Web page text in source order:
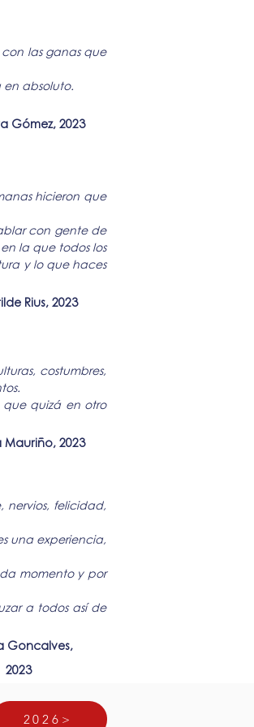
las ganas que
en absoluto.
Gómez, 2023
hicieron que
con gente de
la que todos los
y lo que haces
Rius, 2023
costumbres,
quizá en otro
Mauriño, 2023
nervios, felicidad,
una experiencia,
momento y por
a todos así de
Goncalves,
2023
2026>